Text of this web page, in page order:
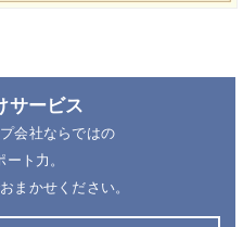
サービス
会社ならではの
ト力。
まかせください。